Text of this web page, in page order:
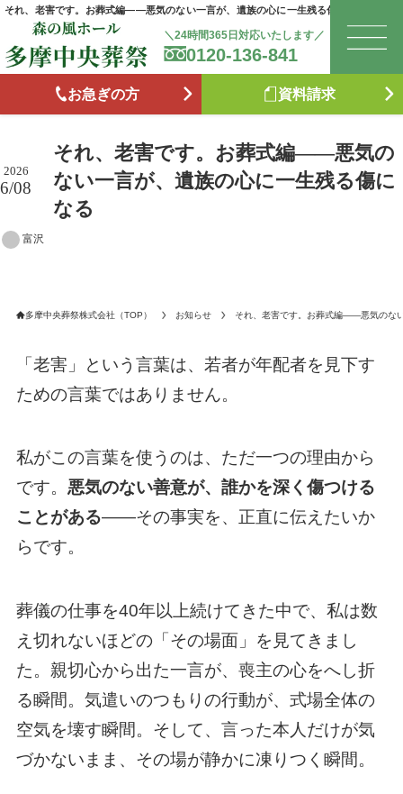
それ、老害です。お葬式編——悪気のない一言が、遺族の心に一生残る傷になる
＼24時間365日対応いたします／
0120-136-841
お急ぎの方 資料請求
それ、老害です。お葬式編——悪気の
ない一言が、遺族の心に一生残る傷に
なる
2026
6/08
富沢
多摩中央葬祭株式会社（TOP） お知らせ それ、老害です。お葬式編——悪気のな
「老害」という言葉は、若者が年配者を見下す
ための言葉ではありません。
私がこの言葉を使うのは、ただ一つの理由から
です。 悪気のない善意が、誰かを深く傷つける
ことがある——その事実を、正直に伝えたいか
らです。
葬儀の仕事を40年以上続けてきた中で、私は数
え切れないほどの「その場面」を見てきまし
た。親切心から出た一言が、喪主の心をへし折
る瞬間。気遣いのつもりの行動が、式場全体の
空気を壊す瞬間。そして、言った本人だけが気
づかないまま、その場が静かに凍りつく瞬間。